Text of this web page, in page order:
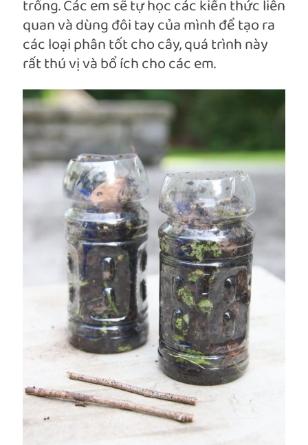
trồng. Các em sẽ tự học các kiến thức liên
quan và dùng đôi tay của mình để tạo ra
các loại phân tốt cho cây, quá trình này
rất thú vị và bổ ích cho các em.